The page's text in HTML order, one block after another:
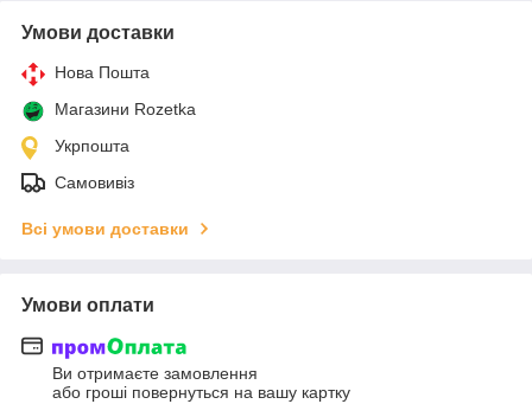
Умови доставки
Нова Пошта
Магазини Rozetka
Укрпошта
Самовивіз
Всі умови доставки
Умови оплати
Ви отримаєте замовлення
або гроші повернуться на вашу картку